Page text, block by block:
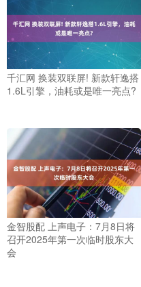
千汇网 换装双联屏! 新款轩逸搭
1.6L引擎，油耗或是唯一亮点?
金智股配 上声电子：7月8日将
召开2025年第一次临时股东大
会